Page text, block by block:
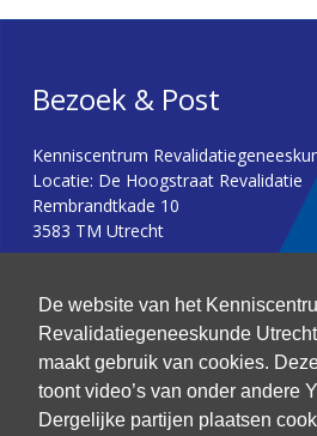
De website van het
Revalidatiegeneeskunde
maakt gebruik van cookies.
toont video’s van onder andere
Dergelijke partijen plaatsen
Bezoek & Post
Kenniscentrum
Locatie: De Hoogstraat Revalidatie
Rembrandtkade 10
3583 TM Utrecht
kenniscentrum@dehoogstraat.nl